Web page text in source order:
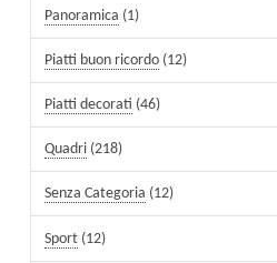
Panoramica (1)
Piatti buon ricordo (12)
Piatti decorati (46)
Quadri (218)
Senza Categoria (12)
Sport (12)